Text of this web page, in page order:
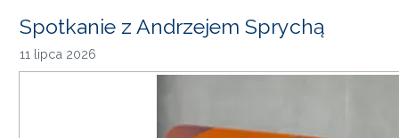
Spotkanie z Andrzejem Sprychą
11 lipca 2026